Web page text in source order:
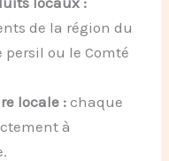
de la région du
ou le Comté
locale : chaque
à